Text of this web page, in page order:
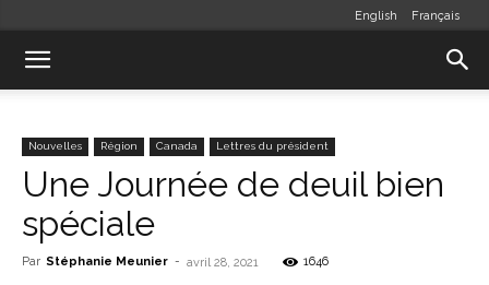
English Français
Nouvelles Région Canada Lettres du président
Une Journée de deuil bien
spéciale
Par Stéphanie Meunier - avril 28, 2021 1646